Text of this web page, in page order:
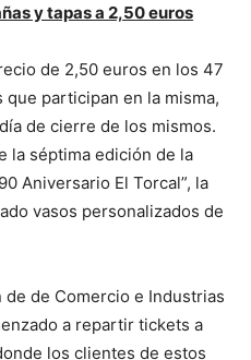
y tapas a 2,50 euros
de 2,50 euros en los 47
participan en la misma,
de cierre de los mismos.
la séptima edición de la
Aniversario El Torcal”, la
vasos personalizados de
de Comercio e Industrias
a repartir tickets a
los clientes de estos